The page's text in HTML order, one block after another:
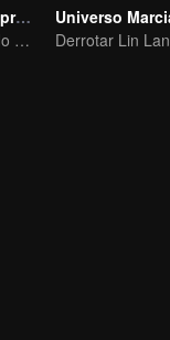
Diabo do Desemprego
O rei mais feroz do mundo demoníaco